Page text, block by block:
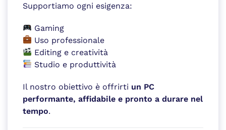
Supportiamo ogni esigenza:
Gaming
Uso professionale
Editing e creatività
Studio e produttività
Il nostro obiettivo è offrirti un PC
performante, affidabile e pronto a durare nel
tempo.